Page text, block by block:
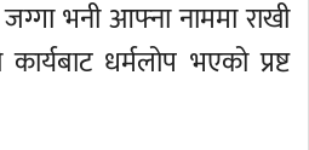
भनी आफ्ना नाममा राखी
धर्मलोप भएको प्रष्ट